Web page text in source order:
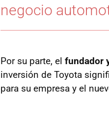
negocio
Por su parte, el fundador
inversión de Toyota
para su empresa y el